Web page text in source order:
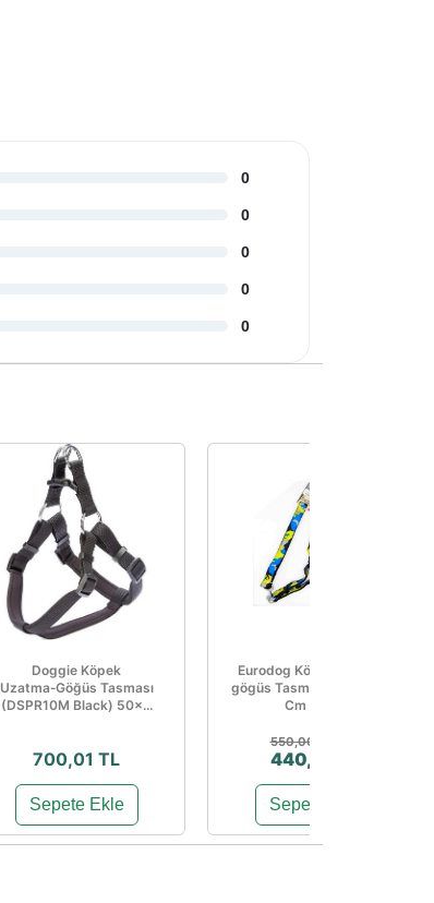
0
0
0
0
0
Doggie Köpek
Uzatma‑Göğüs Tasması
(DSPR10M Black) 50×...
700,01 TL
Sepete Ekle
Eurodog Köpek Uzatma-
gögüs Tasması 25 Mm 120
Cm Sarı ...
550,00 TL
440,00 TL
Sepete Ekle